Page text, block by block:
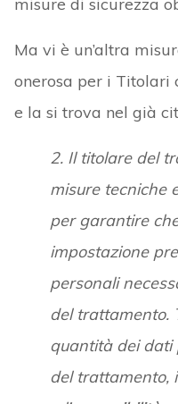
Ma vi è un’altra
onerosa per i Titolari
e la si trova nel già
2. Il titolare del
misure tecniche
per garantire
impostazione
personali
del trattamento.
quantità dei dati
del trattamento,